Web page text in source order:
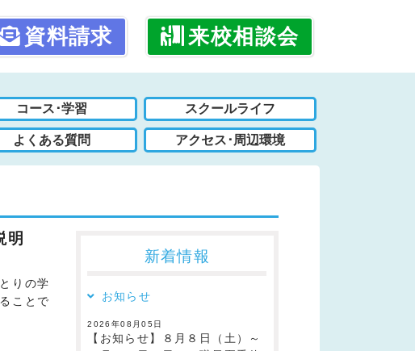
資料請求 来校相談会
コース･学習 スクールライフ
よくある質問 アクセス･周辺環境
明
りの学
ことで
新着情報
お知らせ
2026年08月05日
【お知らせ】８月８日（土）～